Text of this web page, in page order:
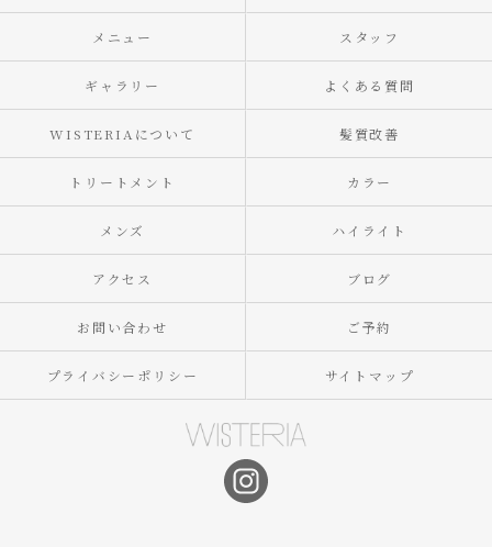
メニュー スタッフ
ギャラリー よくある質問
WISTERIAについて 髪質改善
トリートメント カラー
メンズ ハイライト
アクセス ブログ
お問い合わせ ご予約
プライバシーポリシー サイトマップ